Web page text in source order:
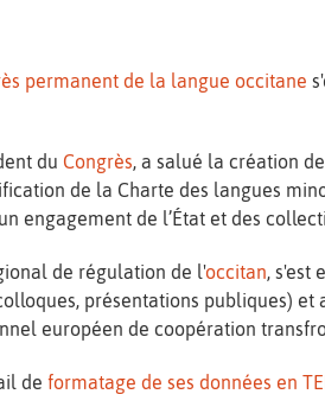
permanent de la langue occitane
du Congrès, a salué la création
de la Charte des langues
engagement de l’État et des
de régulation de l'occitan, s'est
présentations publiques)
européen de coopération
deformatage de ses données en